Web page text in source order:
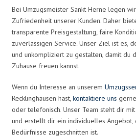
Bei Umzugsmeister Sankt Herne legen
Zufriedenheit unserer Kunden. Daher
transparente Preisgestaltung, faire
zuverlässigen Service. Unser Ziel ist es,
und unkompliziert zu gestalten, damit du
Zuhause freuen kannst.
Wenn du Interesse an unserem
Recklinghausen hast, kontaktiere uns
oder telefonisch. Unser Team steht dir
und erstellt dir ein individuelles Angebot,
Bedürfnisse zugeschnitten ist.